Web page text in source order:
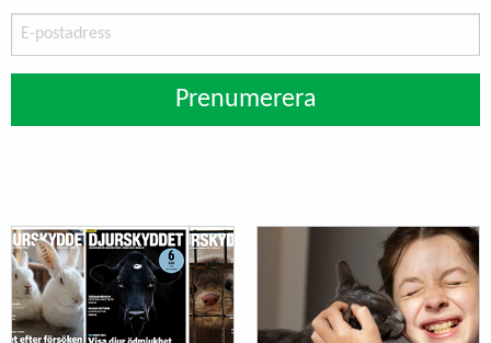
postadress
Prenumerera